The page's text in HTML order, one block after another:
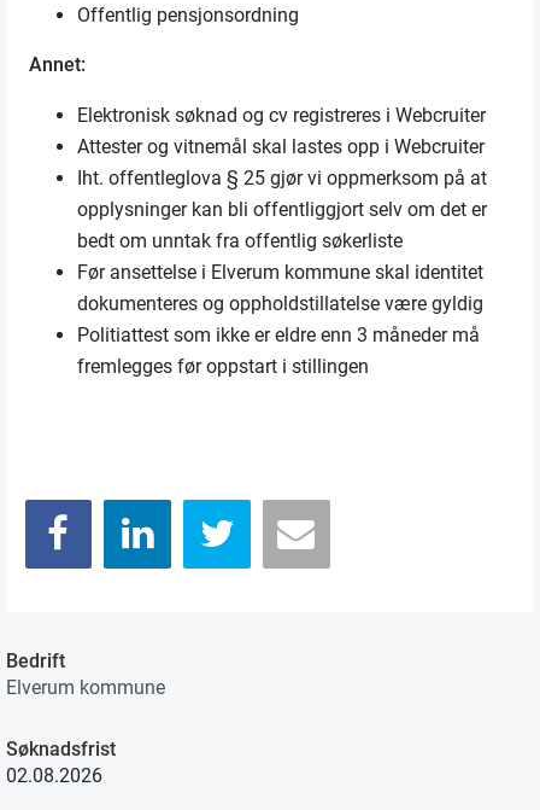
Offentlig pensjonsordning
Annet:
Elektronisk søknad og cv registreres i Webcruiter
Attester og vitnemål skal lastes opp i Webcruiter
Iht. offentleglova § 25 gjør vi oppmerksom på at
opplysninger kan bli offentliggjort selv om det er
bedt om unntak fra offentlig søkerliste
Før ansettelse i Elverum kommune skal identitet
dokumenteres og oppholdstillatelse være gyldig
Politiattest som ikke er eldre enn 3 måneder må
fremlegges før oppstart i stillingen
Bedrift
Elverum kommune
Søknadsfrist
02.08.2026